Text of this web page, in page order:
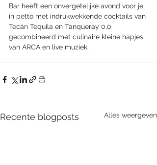
Bar heeft een onvergetelijke avond voor je
in petto met indrukwekkende cocktails van
Tecán Tequila en Tanqueray 0,0
gecombineerd met culinaire kleine hapjes
van ARCA en live muziek.
Recente blogposts Alles weergeven